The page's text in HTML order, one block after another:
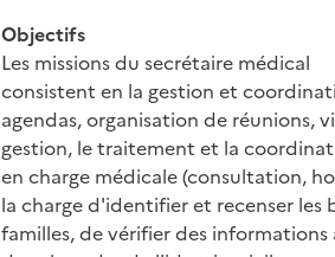
Objectifs
Les missions du secrétaire médical
consistent en la gestion et
agendas, organisation de réunions,
gestion, le traitement et la
en charge médicale (consultation,
la charge d'identifier et recenser
familles, de vérifier des